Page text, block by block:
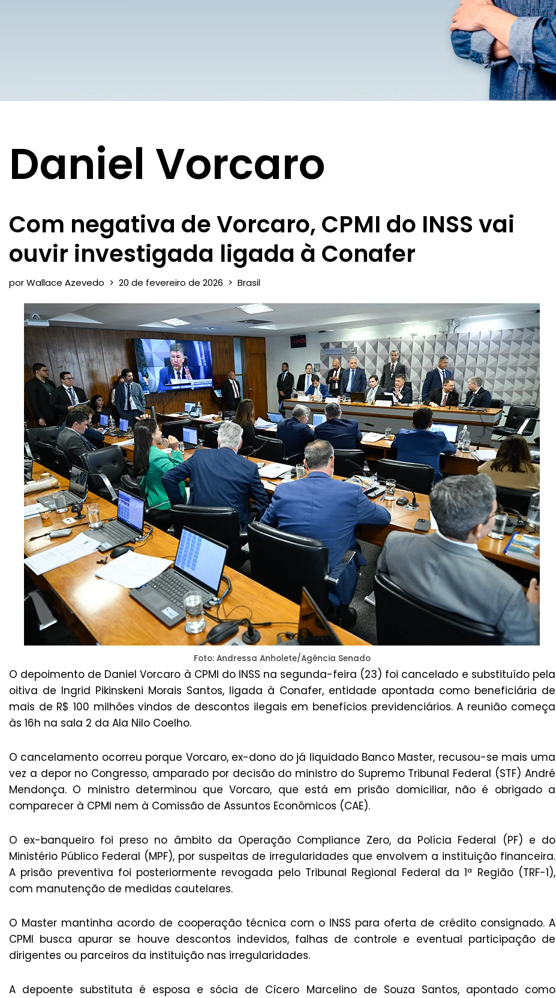
Daniel Vorcaro
Com negativa de Vorcaro, CPMI do INSS vai
ouvir investigada ligada à Conafer
porWallace Azevedo 20 de fevereiro de 2026 Brasil
Foto: Andressa Anholete/Agência Senado
O depoimento de Daniel Vorcaro à CPMI do INSS na segunda-feira (23) foi cancelado e substituído pela
oitiva de Ingrid Pikinskeni Morais Santos, ligada à Conafer, entidade apontada como beneficiária de
mais de R$ 100 milhões vindos de descontos ilegais em benefícios previdenciários. A reunião começa
às 16h na sala 2 da Ala Nilo Coelho.
O cancelamento ocorreu porque Vorcaro, ex-dono do já liquidado Banco Master, recusou-se mais uma
vez a depor no Congresso, amparado por decisão do ministro do Supremo Tribunal Federal (STF) André
Mendonça. O ministro determinou que Vorcaro, que está em prisão domiciliar, não é obrigado a
comparecer à CPMI nem à Comissão de Assuntos Econômicos (CAE).
O ex-banqueiro foi preso no âmbito da Operação Compliance Zero, da Polícia Federal (PF) e do
Ministério Público Federal (MPF), por suspeitas de irregularidades que envolvem a instituição financeira.
A prisão preventiva foi posteriormente revogada pelo Tribunal Regional Federal da 1ª Região (TRF-1),
com manutenção de medidas cautelares.
O Master mantinha acordo de cooperação técnica com o INSS para oferta de crédito consignado. A
CPMI busca apurar se houve descontos indevidos, falhas de controle e eventual participação de
dirigentes ou parceiros da instituição nas irregularidades.
A depoente substituta é esposa e sócia de Cícero Marcelino de Souza Santos, apontado como